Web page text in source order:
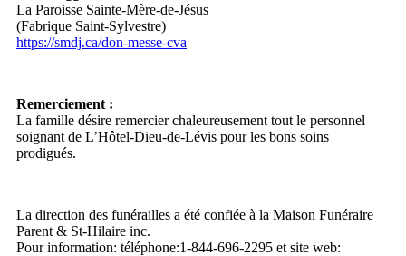
La Paroisse Sainte-Mère-de-Jésus
(Fabrique Saint-Sylvestre)
https://smdj.ca/don-messe-cva
Remerciement :
La famille désire remercier chaleureusement tout le personnel
soignant de L’Hôtel-Dieu-de-Lévis pour les bons soins
prodigués.
La direction des funérailles a été confiée à la Maison Funéraire
Parent & St-Hilaire inc.
Pour information: téléphone:1-844-696-2295 et site web: